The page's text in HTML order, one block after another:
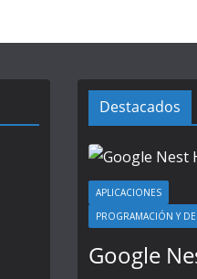
Destacados
APLICACIONES
PROGRAMACIÓN Y
Google